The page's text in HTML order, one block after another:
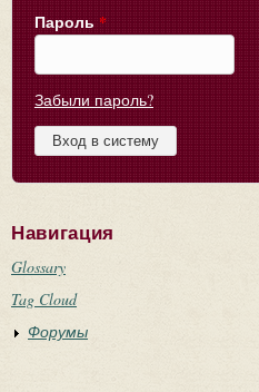
Пароль *
Забыли пароль?
Навигация
Glossary
Tag Cloud
Форумы